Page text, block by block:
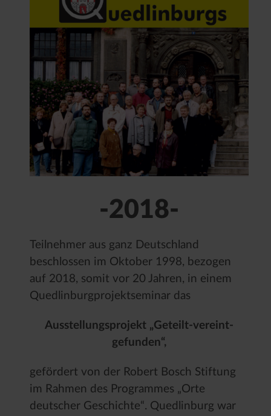
-2018-
Teilnehmer aus ganz Deutschland
beschlossen im Oktober 1998, bezogen
auf 2018, somit vor 20 Jahren, in einem
Quedlinburgprojektseminar das
Ausstellungsprojekt „Geteilt-vereint-
gefunden“,
gefördert von der Robert Bosch Stiftung
im Rahmen des Programmes „Orte
deutscher Geschichte“. Quedlinburg war